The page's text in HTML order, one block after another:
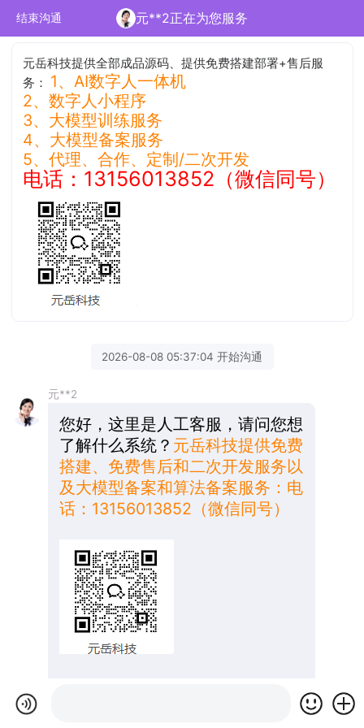
结束沟通 元**2正在为您服务
元岳科技提供全部成品源码、提供免费搭建部署+售后服
务： 1、AI数字人一体机
2、数字人小程序
3、大模型训练服务
4、大模型备案服务
5、代理、合作、定制/二次开发
电话：13156013852（微信同号）
2026-08-08 05:37:04 开始沟通
元**2
您好，这里是人工客服，请问您想
了解什么系统？ 元岳科技提供免费
搭建、免费售后和二次开发服务以
及大模型备案和算法备案服务：电
话：13156013852（微信同号）